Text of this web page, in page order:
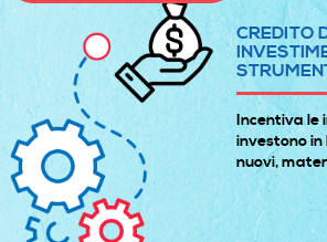
CREDITO
Incentiva le
investono
nuovi,